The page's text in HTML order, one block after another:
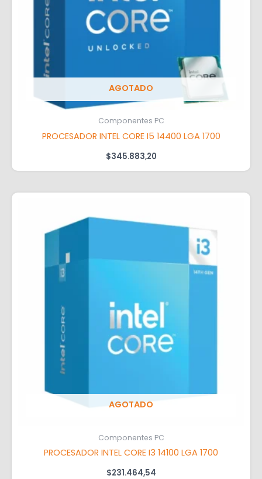
AGOTADO
Componentes PC
PROCESADOR INTEL CORE I5 14400 LGA 1700
$345.883,20
AGOTADO
Componentes PC
PROCESADOR INTEL CORE I3 14100 LGA 1700
$231.464,54